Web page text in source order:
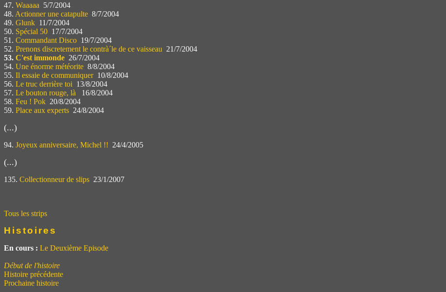
47. Waaaaa 5/7/2004
48. Actionner une catapulte 8/7/2004
49. Glunk 11/7/2004
50. Spécial 50 17/7/2004
51. Commandant Disco 19/7/2004
52. Prenons discretement le contrà´le de ce vaisseau 21/7/2004
53. C'est immonde 26/7/2004
54. Une énorme météorite 8/8/2004
55. Il essaie de communiquer10/8/2004
56. Le truc derrière toi 13/8/2004
57. Le bouton rouge, là
16/8/2004
58. Feu ! Pok 20/8/2004
59. Place aux experts 24/8/2004
(...)
94. Joyeux anniversaire, Michel !! 24/4/2005
(...)
135. Collectionneur de slips 23/1/2007
Tous les strips
Histoires
En cours : Le Deuxième Episode
Début de l'histoire
Histoire précédente
Prochaine histoire